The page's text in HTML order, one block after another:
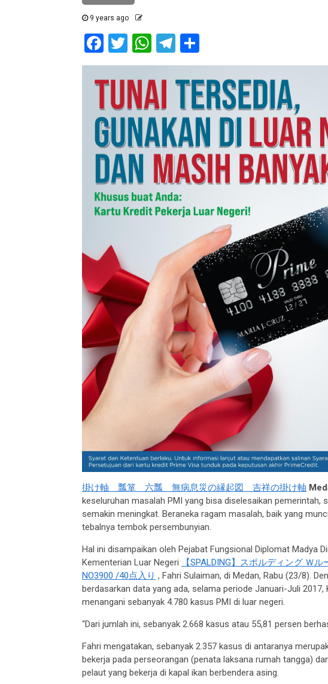
9 years ago
Facebook
Twitter
WhatsApp
Telegram
掛け軸 瓢箪 六瓢 無病息災の縁起図 吉祥の掛け軸
keseluruhan masalah PMI yang bisa diselesaikan pemerintah,
semakin meningkat. Beraneka ragam masalah, baik yang
tebalnya tembok persembunyian.
Hal ini disampaikan oleh Pejabat Fungsional Diplomat Madya
Kementerian Luar Negeri
【SPALDING】スポルディング Ｗ
NO3900 /40点入り , Fahri Sulaiman, di Medan, Rabu (23/8).
berdasarkan data yang ada, selama periode Januari-Juli
menangani sebanyak 4.780 kasus PMI di luar negeri.
“Dari jumlah ini, sebanyak 2.668 kasus atau 55,81 persen
Fahri mengatakan, sebanyak 2.357 kasus di antaranya
bekerja pada perseorangan (penata laksana rumah tangga)
pelaut yang bekerja di kapal ikan berbendera asing.